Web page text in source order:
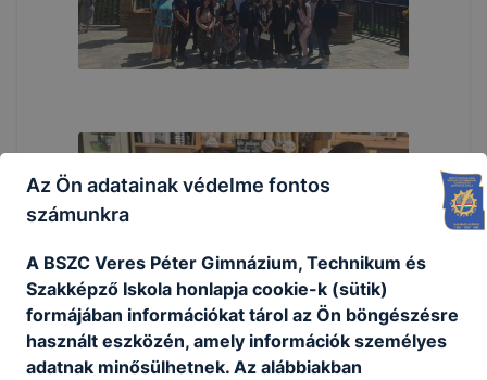
Az Ön adatainak védelme fontos
számunkra
A BSZC Veres Péter Gimnázium, Technikum és
Szakképző Iskola honlapja cookie-k (sütik)
formájában információkat tárol az Ön böngészésre
használt eszközén, amely információk személyes
adatnak minősülhetnek. Az alábbiakban